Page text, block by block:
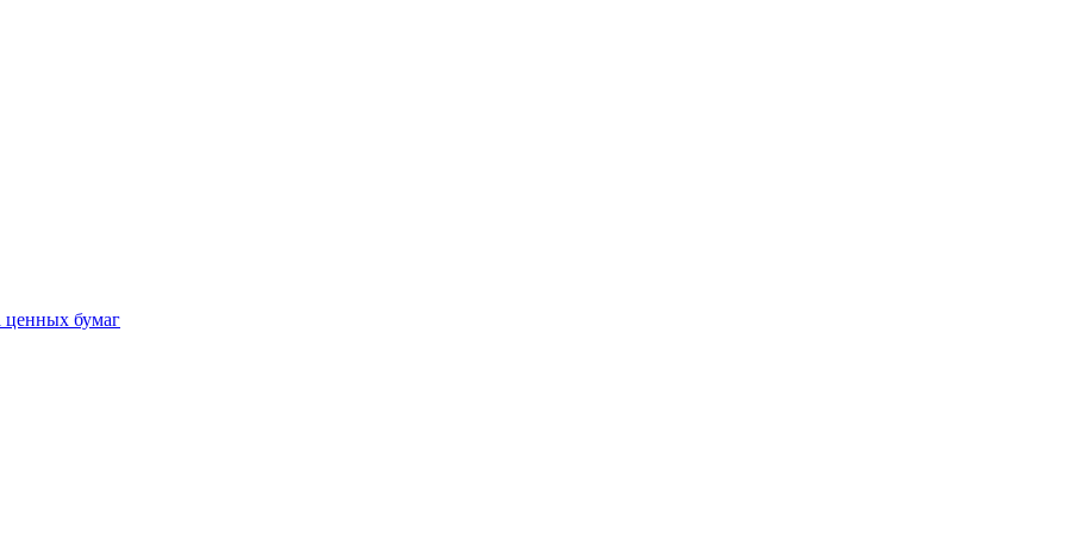
ценных бумаг